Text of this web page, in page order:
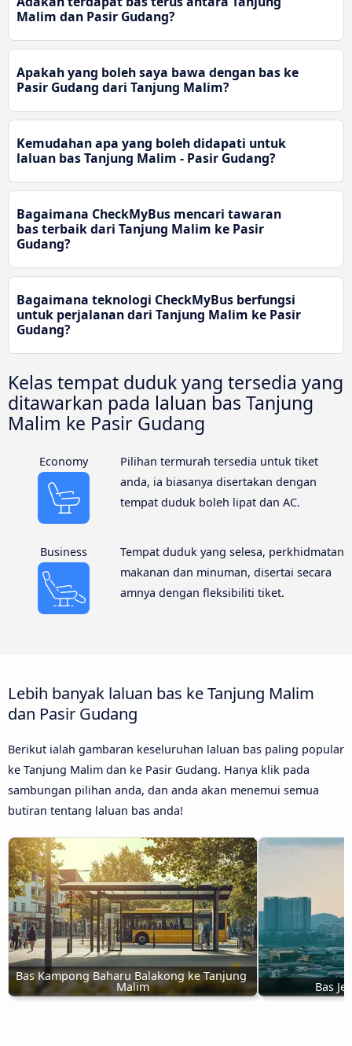
Malim dan Pasir Gudang?
Apakah yang boleh saya bawa dengan bas ke
Pasir Gudang dari Tanjung Malim?
Kemudahan apa yang boleh didapati untuk
laluan bas Tanjung Malim - Pasir Gudang?
Bagaimana CheckMyBus mencari tawaran
bas terbaik dari Tanjung Malim ke Pasir
Gudang?
Bagaimana teknologi CheckMyBus berfungsi
untuk perjalanan dari Tanjung Malim ke Pasir
Gudang?
Kelas tempat duduk yang tersedia yang
ditawarkan pada laluan bas Tanjung
Malim ke Pasir Gudang
Economy
Pilihan termurah tersedia untuk tiket
anda, ia biasanya disertakan dengan
tempat duduk boleh lipat dan AC.
Business
Tempat duduk yang selesa, perkhidmatan
makanan dan minuman, disertai secara
amnya dengan fleksibiliti tiket.
Lebih banyak laluan bas ke Tanjung Malim
dan Pasir Gudang
Berikut ialah gambaran keseluruhan laluan bas paling popular
ke Tanjung Malim dan ke Pasir Gudang. Hanya klik pada
sambungan pilihan anda, dan anda akan menemui semua
butiran tentang laluan bas anda!
Bas Kampong Baharu Balakong ke Tanjung
Malim Bas